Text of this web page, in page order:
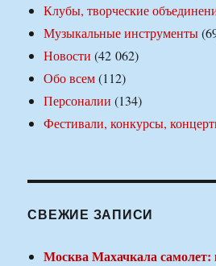
Клубы, творческие
Музыкальные инструменты
Новости (42 062)
Обо всем(112)
Персоналии (134)
Фестивали, конкурсы,
СВЕЖИЕ ЗАПИСИ
Москва Махачкала самолет: